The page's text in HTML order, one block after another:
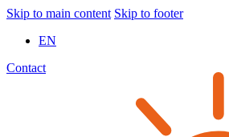
Skip to main content Skip to footer
EN
Contact